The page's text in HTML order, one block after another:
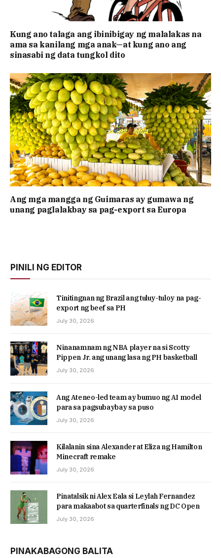
Kung ano talaga ang ibinibigay ng malalakas na
ama sa kanilang mga anak—at kung ano ang
sinasabi ng data tungkol dito
Ang mga mangga ng Guimaras ay gumawa ng
unang paglalakbay sa pag-export sa Europa
PINILI NG EDITOR
Tinitingnan ng Brazil ang tuluy-tuloy na pag-
export ng beef sa PH
July 30, 2026
Ninanamnam ng NBA player na si Scotty
Pippen Jr. ang unang lasa ng PH basketball
July 30, 2026
Ang Ateneo-led team ay bumuo ng AI model
para sa pagsubaybay sa puso
July 30, 2026
Kilalanin sina Alexander at Eliza ng Hamilton
Minecraft remake
July 30, 2026
Pinatalsik ni Alex Eala si Leylah Fernandez
para makaabot sa quarterfinals ng DC Open
July 30, 2026
PINAKABAGONG BALITA